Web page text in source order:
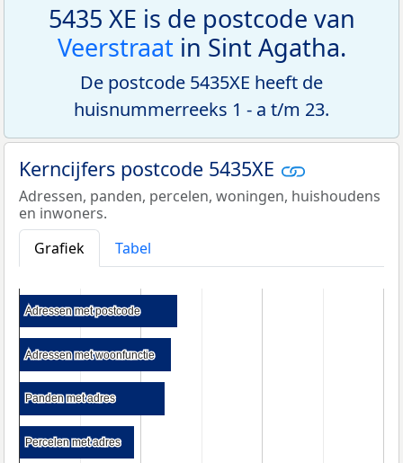
5435 XE is de postcode van
Veerstraatin Sint Agatha.
De postcode 5435XE heeft de
huisnummerreeks 1 - a t/m 23.
Kerncijfers postcode 5435XE
Adressen, panden, percelen, woningen, huishoudens
en inwoners.
Grafiek
Tabel
Adressen met postcode
Adressen met postcode
Adressen met woonfunctie
Adressen met woonfunctie
Panden met adres
Panden met adres
Percelen met adres
Percelen met adres